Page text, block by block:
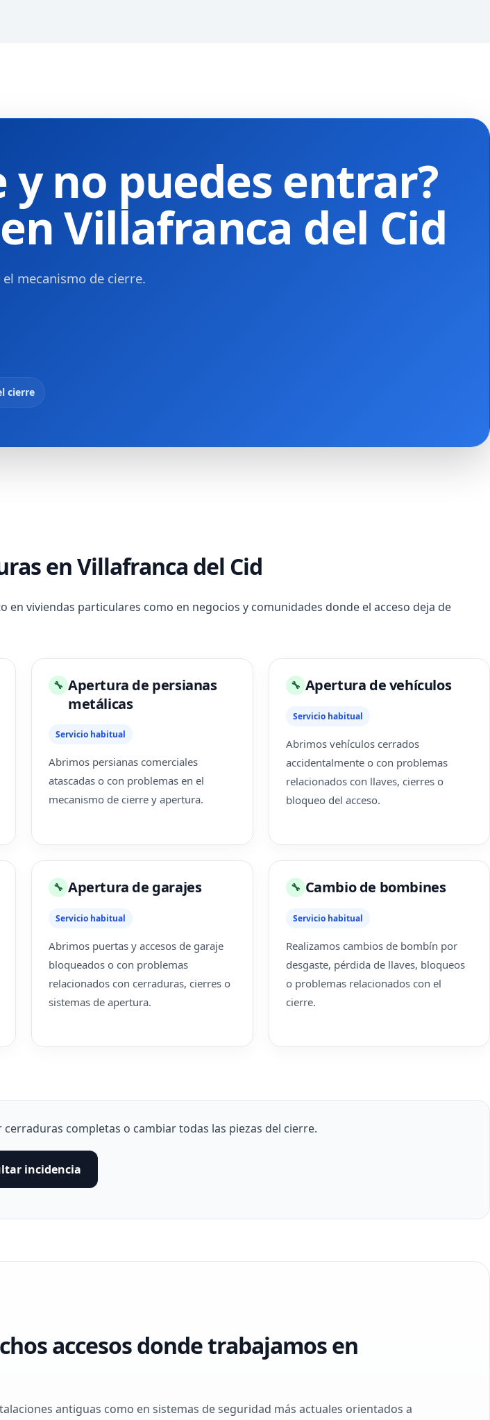
no puedes entrar?
Villafranca del Cid
mecanismo de cierre.
cierre
en Villafranca del Cid
viviendas particulares como en negocios y comunidades donde el acceso deja de
🔧 Apertura de persianas
metálicas
Servicio habitual
Abrimos persianas comerciales
atascadas o con problemas en el
mecanismo de cierre y apertura.
🔧 Apertura de vehículos
Servicio habitual
Abrimos vehículos cerrados
accidentalmente o con problemas
relacionados con llaves, cierres o
bloqueo del acceso.
🔧 Apertura de garajes
Servicio habitual
Abrimos puertas y accesos de garaje
bloqueados o con problemas
relacionados con cerraduras, cierres o
sistemas de apertura.
🔧 Cambio de bombines
Servicio habitual
Realizamos cambios de bombín por
desgaste, pérdida de llaves, bloqueos
o problemas relacionados con el
cierre.
completas o cambiar todas las piezas del cierre.
incidencia
accesos donde trabajamos en
antiguas como en sistemas de seguridad más actuales orientados a